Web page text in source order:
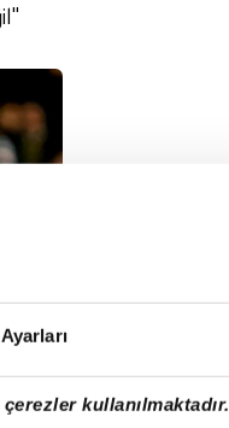
kullanılmaktadır.